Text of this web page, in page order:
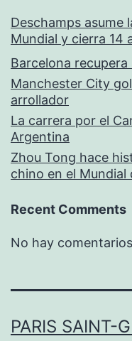
Deschamps asume
Mundial y cierra 14
Barcelona
Manchester City
arrollador
La carrera por el
Argentina
Zhou Tong hace
chino en el Mundial
Recent Comments
No hay
PARIS SAINT-